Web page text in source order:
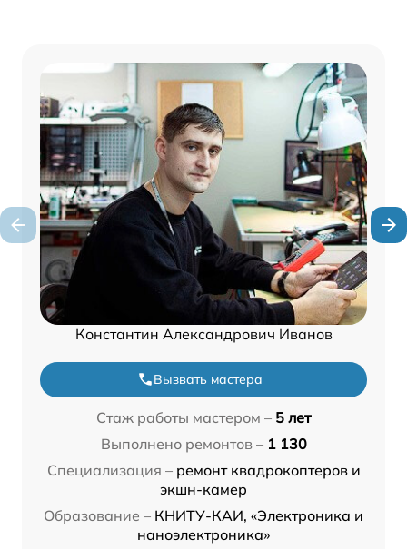
Константин Александрович Иванов
Вызвать мастера
Стаж работы мастером – 5 лет
Выполнено ремонтов – 1 130
Специализация – ремонт квадрокоптеров и
экшн-камер
Образование – КНИТУ-КАИ, «Электроника и
наноэлектроника»